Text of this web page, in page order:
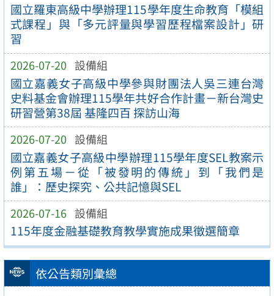
國立羅東高級中學辦理115學年度生命教育「模組
式課程」與「多元評量與學習歷程檔案設計」研
習
2026-07-20 設備組
國立嘉義女子高級中學參與財團法人吳三連台灣
史料基金會辦理115學年共好合作計畫－新台灣史
研習營第38屆 基隆四百 探訪山海
2026-07-20 設備組
國立嘉義女子高級中學辦理115學年度SEL教案示
例第五場－從「被發明的傳統」到「我們是
誰」：歷史探究、公共記憶與SEL
2026-07-16 設備組
115年度金融基礎教育教學實施成果徵選簡章
依公告類別彙總